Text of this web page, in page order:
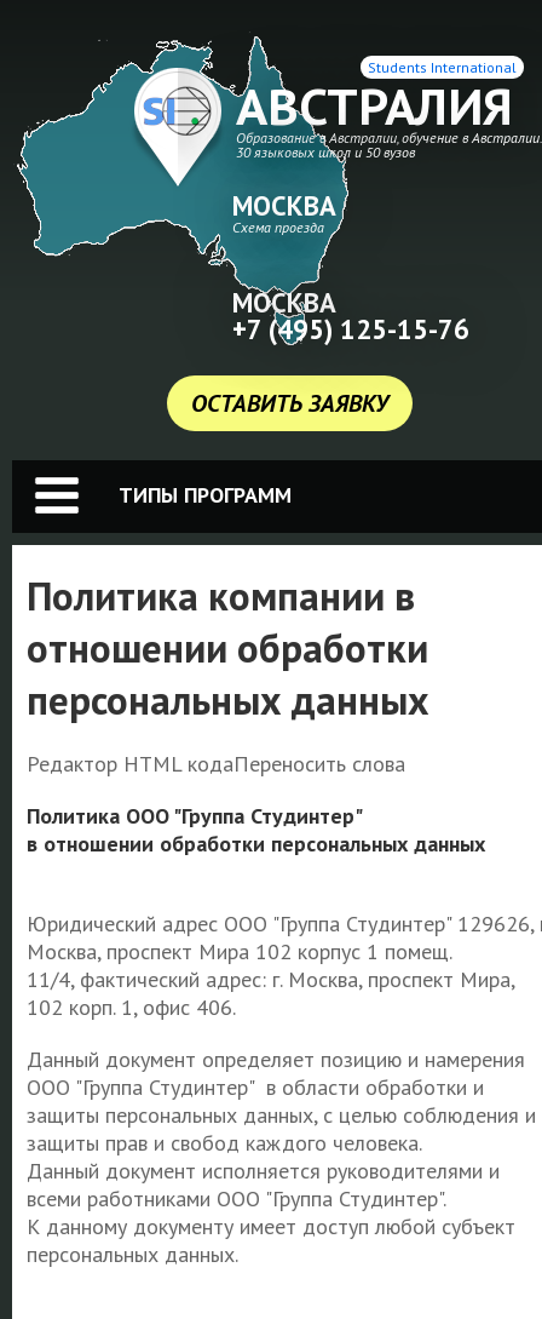
АВСТРАЛИЯ
Образование в Австралии, обучение в Австралии.
30 языковых школ и 50 вузов
Students International
ОСТАВИТЬ ЗАЯВКУ
МОСКВА
Схема проезда
МОСКВА
+7 (495) 125-15-76
ТИПЫ ПРОГРАММ
Политика компании в
отношении обработки
персональных данных
Редактор HTML кодаПереносить слова
Политика ООО "Группа Студинтер"
в отношении обработки персональных данных
Юридический адрес ООО "Группа Студинтер" 129626,
Москва, проспект Мира 102 корпус 1 помещ.
11/4, фактический адрес: г. Москва, проспект Мира,
102 корп. 1, офис 406.
Данный документ определяет позицию и намерения
ООО "Группа Студинтер" в области обработки и
защиты персональных данных, с целью соблюдения и
защиты прав и свобод каждого человека.
Данный документ исполняется руководителями и
всеми работниками ООО "Группа Студинтер".
К данному документу имеет доступ любой субъект
персональных данных.